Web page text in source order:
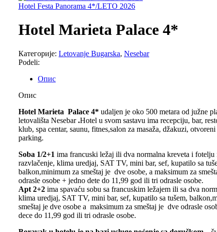
Hotel Festa Panorama 4*/LETO 2026
Hotel Marieta Palace 4*
Категорије: Letovanje Bugarska, Nesebar
Podeli:
Опис
Опис
Hotel Marieta Palace 4* udaljen je oko 500 metara od južne
letovališta Nesebar.Hotel u svom sastavu ima recepciju, bar,
klub, spa centar, saunu, fitnes,salon za masaža, džakuzi, otvoreni
parking.
Soba 1/2+1 ima francuski ležaj ili dva normalna kreveta i fotelju
razvlačenje, klima uredjaj, SAT TV, mini bar, sef, kupatilo sa
balkon,minimum za smeštaj je dve osobe, a maksimum za
odrasle osobe + jedno dete do 11,99 god ili tri odrasle osobe.
Apt 2+2 ima spavaću sobu sa francuskim ležajem ili sa dva
klima uredjaj, SAT TV, mini bar, sef, kupatilo sa tušem,
smeštaj je dve osobe a maksimum za smeštaj je dve odrasle
dece do 11,99 god ili tri odrasle osobe.